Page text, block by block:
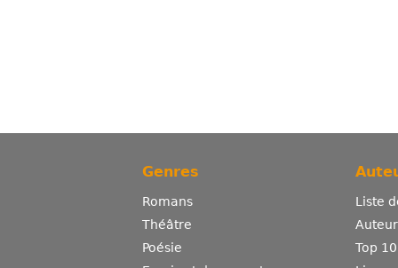
Genres
Romans
Théâtre
Poésie
Liste
Top